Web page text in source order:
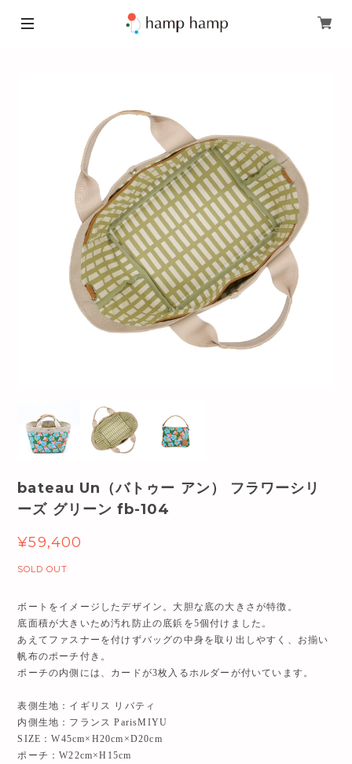
bateau Un（バトゥー アン） フラワーシリ
ーズ グリーン fb-104
¥59,400
SOLD OUT
ボートをイメージしたデザイン。大胆な底の大きさが特徴。
底面積が大きいため汚れ防止の底鋲を5個付けました。
あえてファスナーを付けずバッグの中身を取り出しやすく、お揃い
帆布のポーチ付き。
ポーチの内側には、カードが3枚入るホルダーが付いています。
表側生地：イギリス リバティ
内側生地：フランス ParisMIYU
SIZE：W45cm×H20cm×D20cm
ポーチ：W22cm×H15cm